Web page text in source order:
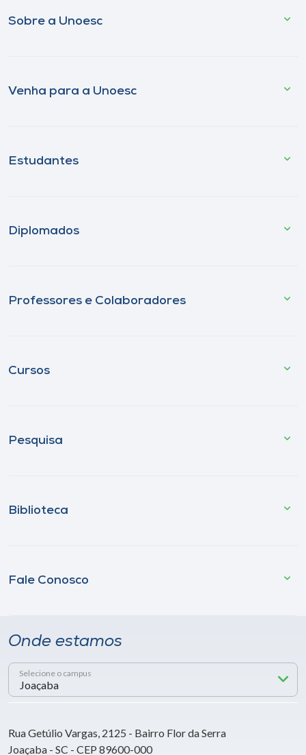
Sobre a Unoesc
Venha para a Unoesc
Estudantes
Diplomados
Professores e Colaboradores
Cursos
Pesquisa
Biblioteca
Fale Conosco
Onde estamos
Selecione o campus
Rua Getúlio Vargas, 2125 - Bairro Flor da Serra
Joaçaba - SC - CEP 89600-000